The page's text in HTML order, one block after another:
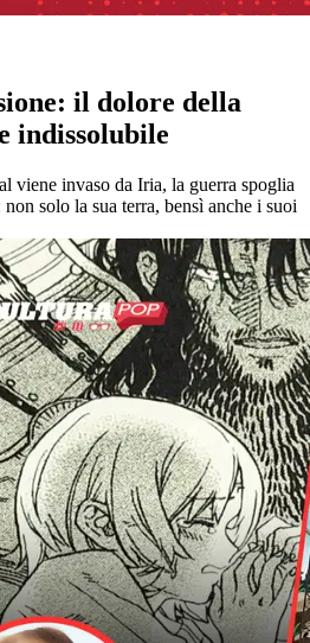
il dolore della
indissolubile
viene invaso da Iria, la guerra spoglia
solo la sua terra, bensì anche i suoi